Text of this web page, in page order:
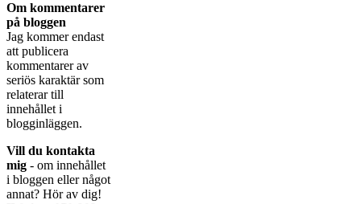
Om kommentarer
på bloggen
Jag kommer endast
att publicera
kommentarer av
seriös karaktär som
relaterar till
innehållet i
blogginläggen.
Vill du kontakta
mig - om innehållet
i bloggen eller något
annat? Hör av dig!